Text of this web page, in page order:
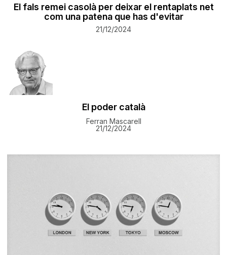
El fals remei casolà per deixar el rentaplats net
com una patena que has d'evitar
21/12/2024
El poder català
Ferran Mascarell
21/12/2024